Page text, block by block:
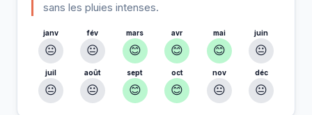
sans les pluies intenses.
janv
😐
fév
😐
mars
😊
avr
😊
mai
😊
juin
😐
juil
😐
août
😐
sept
😊
oct
😊
nov
😐
déc
😐